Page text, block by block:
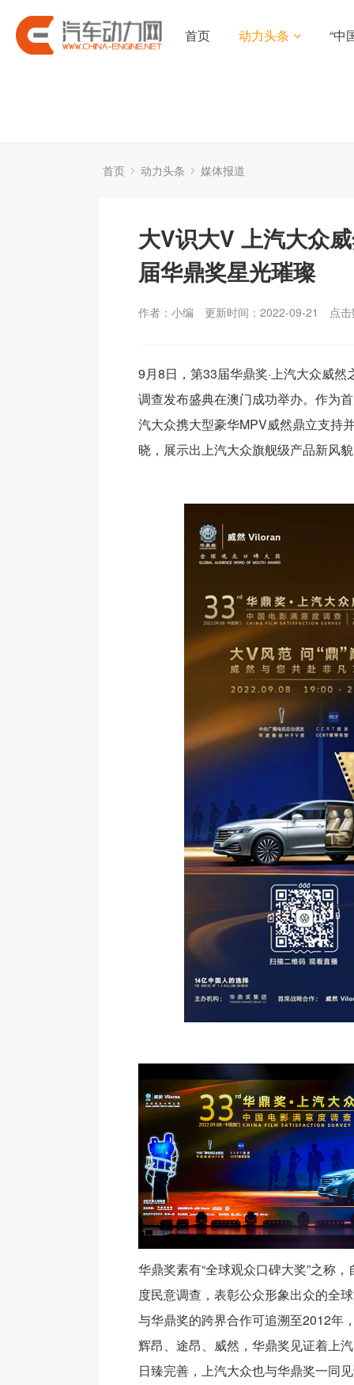
首页 动力头条 “中
首页 动力头条 媒体报道
大V识大V 上汽大众
届华鼎奖星光璀璨
作者：小编 更新时间：2022-09-21 点
9月8日，第33届华鼎奖·上汽大众威然
调查发布盛典在澳门成功举办。作为
汽大众携大型豪华MPV威然鼎立支持
晓，展示出上汽大众旗舰级产品新风
华鼎奖素有“全球观众口碑大奖”之称
度民意调查，表彰公众形象出众的全
与华鼎奖的跨界合作可追溯至2012年
辉昂、途昂、威然，华鼎奖见证着上
日臻完善，上汽大众也与华鼎奖一同